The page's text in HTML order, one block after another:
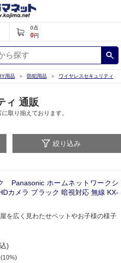
0点
0円
用品 防犯用品 ワイヤレスセキュリティ
ィ 通販
取り揃えております。
絞り込み
Panasonic ホームネットワークシ
カメラ ブラック 暗視対応 無線 KX-
を広く見わたせペットやお子様の様子
)